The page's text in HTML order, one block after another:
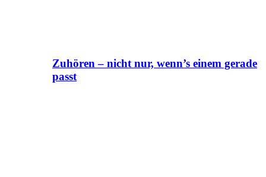
Zuhören – nicht nur, wenn’s einem gerade
passt